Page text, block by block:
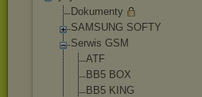
Dokumenty
SAMSUNG SOFTY
Serwis GSM
ATF
BB5 BOX
BB5 KING